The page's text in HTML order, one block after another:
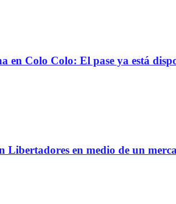
en Colo Colo: El pase ya está
Libertadores en medio de un